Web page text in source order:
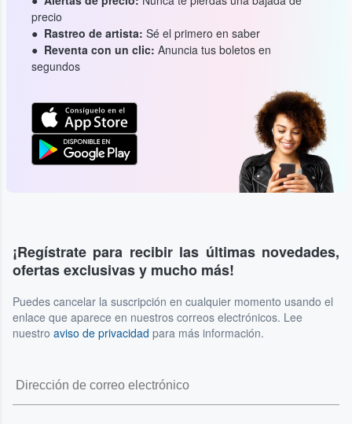
precio
Rastreo de artista: Sé el primero en saber
Reventa con un clic: Anuncia tus boletos en
segundos
¡Regístrate para recibir las últimas novedades,
ofertas exclusivas y mucho más!
Puedes cancelar la suscripción en cualquier momento usando el
enlace que aparece en nuestros correos electrónicos. Lee
nuestro aviso de privacidad para más información.